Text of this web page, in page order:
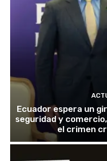
Ecuador espera un
seguridad y
el crimen